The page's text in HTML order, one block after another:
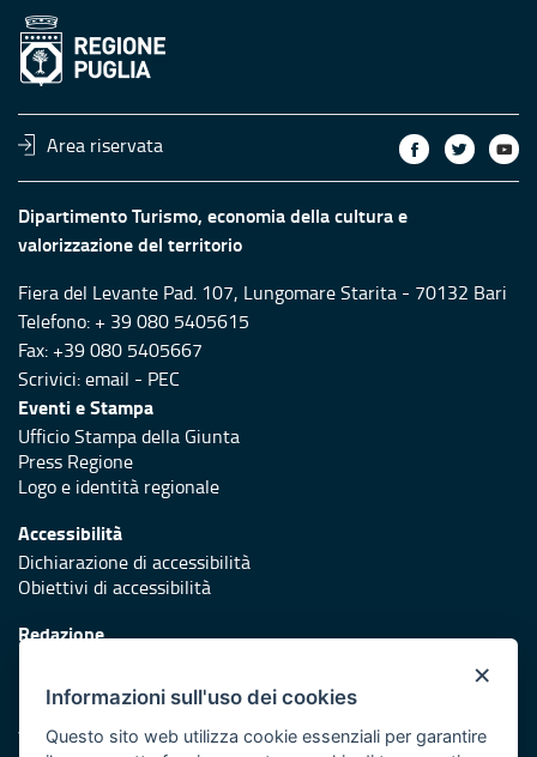
Area riservata
Dipartimento Turismo, economia della cultura e
valorizzazione del territorio
Fiera del Levante Pad. 107, Lungomare Starita - 70132 Bari
Telefono: + 39 080 5405615
Fax: +39 080 5405667
Scrivici:email - PEC
Eventi e Stampa
Ufficio Stampa della Giunta
Press Regione
Logo e identità regionale
Accessibilità
Dichiarazione di accessibilità
Obiettivi di accessibilità
Redazione
Protezione civile
Vai al sito di Protezione Civile Puglia
×
Informazioni sull'uso dei cookies
Questo sito web utilizza cookie essenziali per garantire